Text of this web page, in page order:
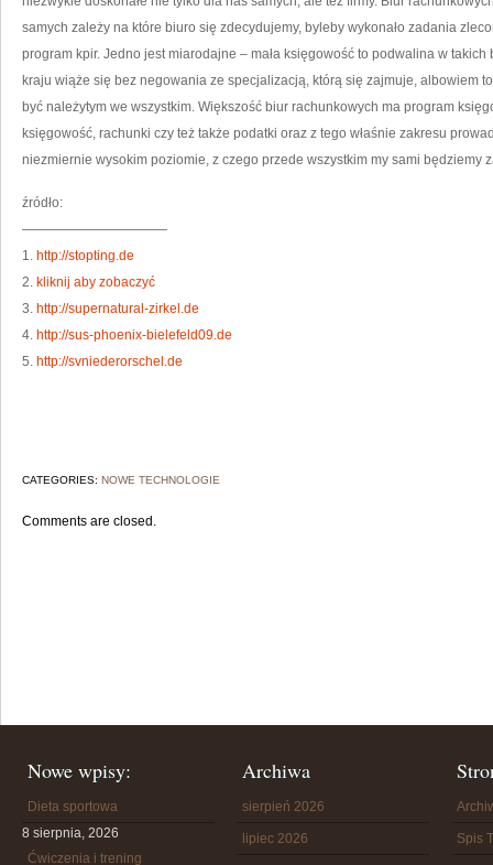
samych zależy na które biuro się zdecydujemy, byleby wykonało zadania
program kpir. Jedno jest miarodajne – mała księgowość to podwalina w
kraju wiąże się bez negowania ze specjalizacją, którą się zajmuje, albowiem
być należytym we wszystkim. Większość biur rachunkowych ma program
księgowość, rachunki czy też także podatki oraz z tego właśnie zakresu
niezmiernie wysokim poziomie, z czego przede wszystkim my sami będziemy
źródło:
———————————
1. http://stopting.de
2. kliknij aby zobaczyć
3. http://supernatural-zirkel.de
4. http://sus-phoenix-bielefeld09.de
5. http://svniederorschel.de
CATEGORIES: NOWE TECHNOLOGIE
Comments are closed.
Nowe wpisy:
Dieta sportowa
8 sierpnia, 2026
Ćwiczenia i trening
Archiwa
sierpień 2026
lipiec 2026 Spis